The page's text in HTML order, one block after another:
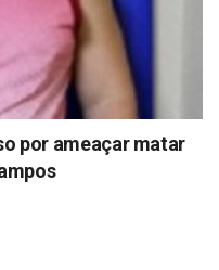
por ameaçar matar